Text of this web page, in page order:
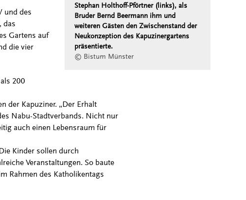
Stephan Holthoff-Pförtner (links), als
Bruder Bernd Beermann ihm und
weiteren Gästen den Zwischenstand der
Neukonzeption des Kapuzinergartens
präsentierte.
© Bistum Münster
und des
das
Gartens auf
die vier
200
der Kapuziner. „Der Erhalt
Nabu-Stadtverbands. Nicht nur
auch einen Lebensraum für
Kinder sollen durch
Veranstaltungen. So baute
Rahmen des Katholikentags